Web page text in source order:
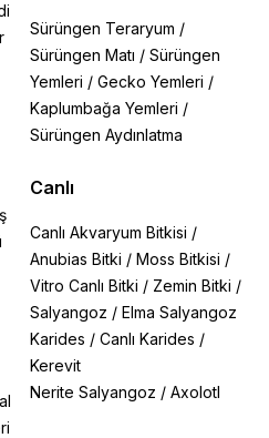
Sürüngen Teraryum /
Sürüngen Matı / Sürüngen
Yemleri / Gecko Yemleri /
Kaplumbağa Yemleri /
Sürüngen Aydınlatma
Canlı
Canlı Akvaryum Bitkisi /
Anubias Bitki / Moss Bitkisi /
Vitro Canlı Bitki / Zemin Bitki /
Salyangoz / Elma Salyangoz
Karides / Canlı Karides /
Kerevit
Nerite Salyangoz / Axolotl